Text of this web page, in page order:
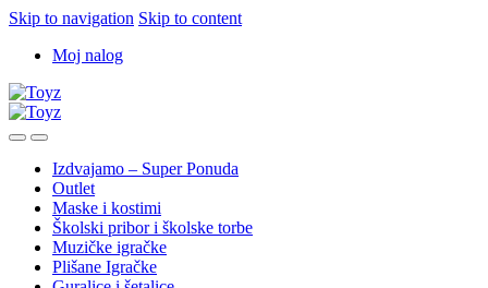
Skip to navigation Skip to content
Moj nalog
Izdvajamo – Super Ponuda
Outlet
Maske i kostimi
Školski pribor i školske torbe
Muzičke igračke
Plišane Igračke